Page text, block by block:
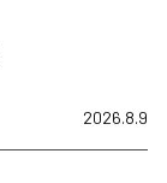
2026.8.9